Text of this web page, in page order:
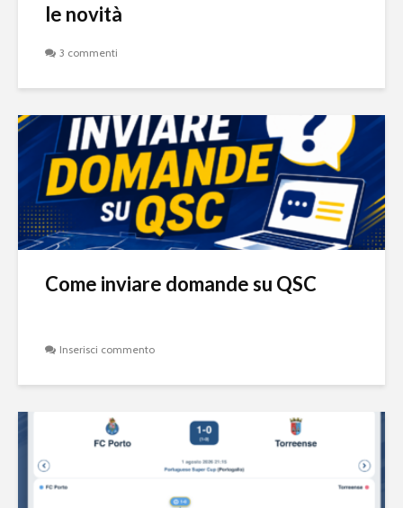
le novità
3 commenti
Come inviare domande su QSC
Inserisci commento